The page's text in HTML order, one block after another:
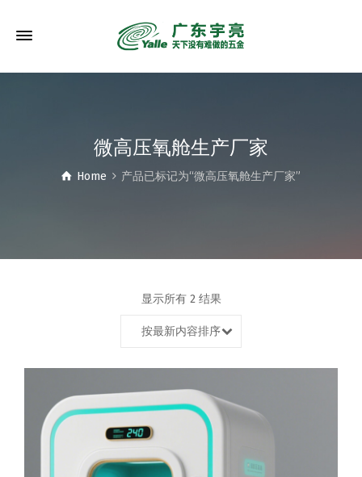
微高压氧舱生产厂家
Home 产品已标记为“微高压氧舱生产厂家”
显示所有 2 结果
按最新内容排序